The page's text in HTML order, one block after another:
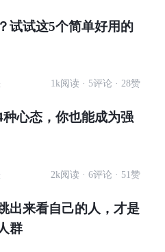
试试这5个简单好用的
1k阅读 · 5评论 · 28赞
种心态，你也能成为强
2k阅读 · 6评论 · 51赞
出来看自己的人，才是
群